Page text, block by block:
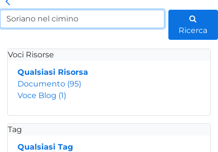
Ricerca
Voci Risorse
Qualsiasi Risorsa
Documento (95)
Voce Blog (1)
Tag
Qualsiasi Tag